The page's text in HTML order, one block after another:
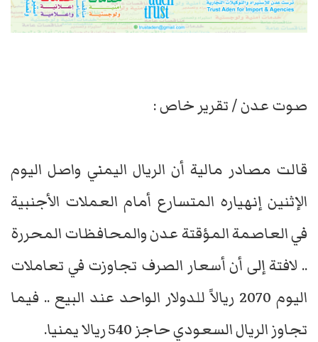
صوت عدن / تقرير خاص :
قالت مصادر مالية أن الريال اليمني واصل اليوم
الإثنين إنهياره المتسارع أمام العملات الأجنبية
في العاصمة المؤقتة عدن والمحافظات المحررة
.. لافتة إلى أن أسعار الصرف تجاوزت في تعاملات
اليوم 2070 ريالاً للدولار الواحد عند البيع .. فيما
تجاوز الريال السعودي حاجز 540 ريالا يمنيا.